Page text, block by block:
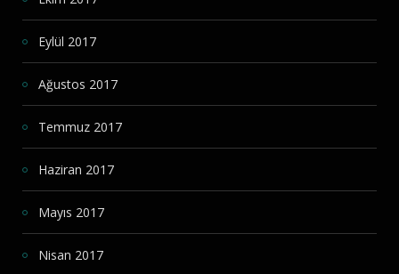
Eylül 2017
Ağustos 2017
Temmuz 2017
Haziran 2017
Mayıs 2017
Nisan 2017